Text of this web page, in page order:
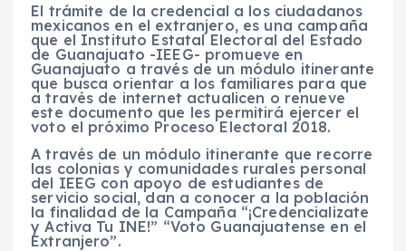
El trámite de la credencial a los ciudadanos
mexicanos en el extranjero, es una campaña
que el Instituto Estatal Electoral del Estado
de Guanajuato -IEEG- promueve en
Guanajuato a través de un módulo itinerante
que busca orientar a los familiares para que
a través de internet actualicen o renueve
este documento que les permitirá ejercer el
voto el próximo Proceso Electoral 2018.
A través de un módulo itinerante que recorre
las colonias y comunidades rurales personal
del IEEG con apoyo de estudiantes de
servicio social, dan a conocer a la población
la finalidad de la Campaña “¡Credencializate
y Activa Tu INE!” “Voto Guanajuatense en el
Extranjero”.